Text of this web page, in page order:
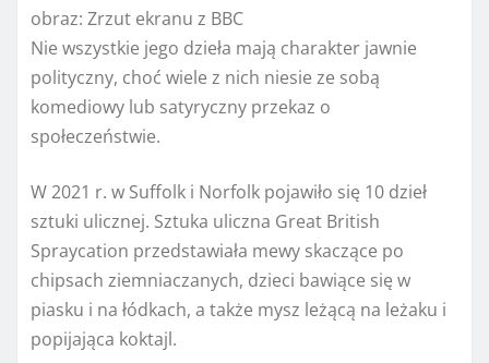
obraz: Zrzut ekranu z BBC
Nie wszystkie jego dzieła mają charakter jawnie
polityczny, choć wiele z nich niesie ze sobą
komediowy lub satyryczny przekaz o
społeczeństwie.
W 2021 r. w Suffolk i Norfolk pojawiło się 10 dzieł
sztuki ulicznej. Sztuka uliczna Great British
Spraycation przedstawiała mewy skaczące po
chipsach ziemniaczanych, dzieci bawiące się w
piasku i na łódkach, a także mysz leżącą na leżaku i
popijająca koktajl.